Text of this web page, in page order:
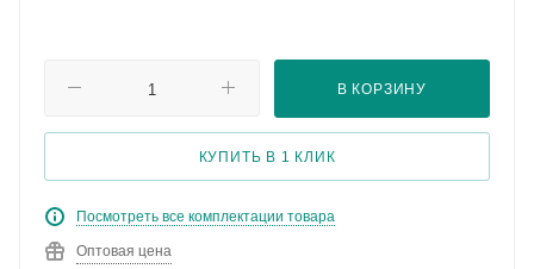
В КОРЗИНУ
КУПИТЬ В 1 КЛИК
Посмотреть все комплектации товара
Оптовая цена